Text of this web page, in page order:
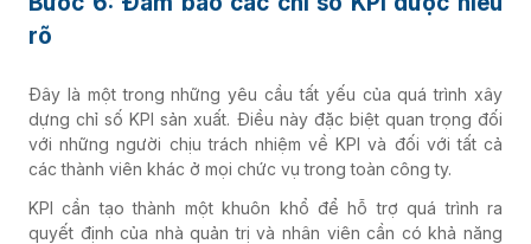
rõ
Đây là một trong những yêu cầu tất yếu của quá trình xây
dựng chỉ số KPI sản xuất. Điều này đặc biệt quan trọng đối
với những người chịu trách nhiệm về KPI và đối với tất cả
các thành viên khác ở mọi chức vụ trong toàn công ty.
KPI cần tạo thành một khuôn khổ để hỗ trợ quá trình ra
quyết định của nhà quản trị và nhân viên cần có khả năng